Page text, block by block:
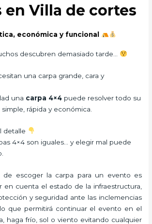
en Villa de cortes
económica y funcional
descubren demasiado tarde…
una carpa grande, cara y
una carpa 4×4 puede resolver todo su
rápida y económica.
detalle
4×4 son iguales… y elegir mal puede
de escoger la carpa para un evento es
en cuenta el estado de la infraestructura,
y seguridad ante las inclemencias
que permitirá continuar el evento en el
haga frío, sol o viento evitando cualquier